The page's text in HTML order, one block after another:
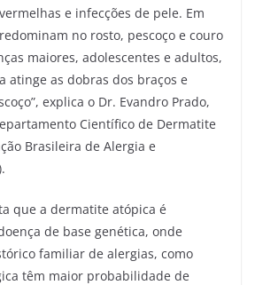
e infecções de pele. Em
no rosto, pescoço e couro
maiores, adolescentes e adultos,
atinge as dobras dos braços e
explica o Dr. Evandro Prado,
Científico de Dermatite
Brasileira de Alergia e
que a dermatite atópica é
de base genética, onde
familiar de alergias, como
têm maior probabilidade de